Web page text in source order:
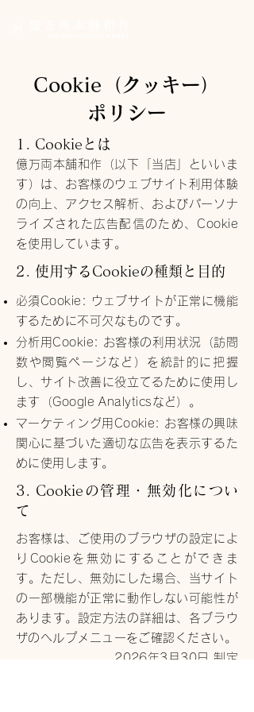
Cookie（クッキー）
ポリシー
1. Cookieとは
億万両本舗和作（以下「当店」といいま
す）は、お客様のウェブサイト利用体験
の向上、アクセス解析、およびパーソナ
ライズされた広告配信のため、Cookie
を使用しています。
2. 使用するCookieの種類と目的
必須Cookie: ウェブサイトが正常に機能
するために不可欠なものです。
分析用Cookie: お客様の利用状況（訪問
数や閲覧ページなど）を統計的に把握
し、サイト改善に役立てるために使用し
ます（Google Analyticsなど）。
マーケティング用Cookie: お客様の興味
関心に基づいた適切な広告を表示するた
めに使用します。
3. Cookieの管理・無効化につい
て
お客様は、ご使用のブラウザの設定によ
りCookieを無効にすることができま
す。ただし、無効にした場合、当サイト
の一部機能が正常に動作しない可能性が
あります。設定方法の詳細は、各ブラウ
ザのヘルプメニューをご確認ください。
2026年3月30日 制定